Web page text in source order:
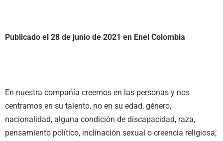
Publicado el 28 de junio de 2021 en Enel Colombia
En nuestra compañía creemos en las personas y nos
centramos en su talento, no en su edad, género,
nacionalidad, alguna condición de discapacidad, raza,
pensamiento político, inclinación sexual o creencia religiosa;